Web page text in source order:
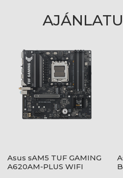
Asus sAM5 TUF GAMING
A620AM-PLUS WIFI